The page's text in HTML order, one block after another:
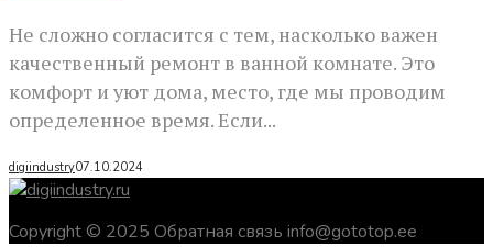
Не сложно согласится с тем, насколько важен
качественный ремонт в ванной комнате. Это
комфорт и уют дома, место, где мы проводим
определенное время. Если...
digiindustry07.10.2024
Copyright © 2025 Обратная связь info@gototop.ee